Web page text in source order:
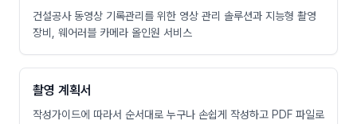
건설공사 동영상 기록관리를 위한 영상 관리 솔루션과 지능형 촬영
장비, 웨어러블 카메라 올인원 서비스
촬영 계획서
작성가이드에 따라서 순서대로 누구나 손쉽게 작성하고 PDF 파일로